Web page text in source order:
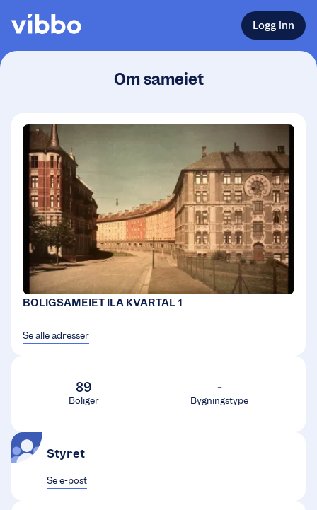
Logg inn
Om sameiet
BOLIGSAMEIET ILA KVARTAL 1
Se alle adresser
89
Boliger
-
Bygningstype
Styret
Se e-post